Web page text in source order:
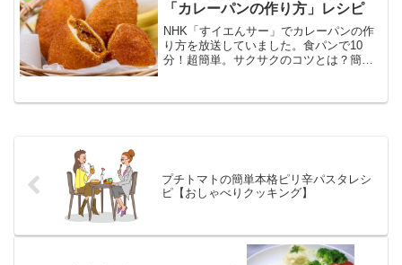
「カレーパンの作り方」レシピ
NHK「すイエんサー」でカレーパンの作
り方を放送していました。食パンで10
分！超簡単。サクサクのコツとは？簡単
プチトマトの簡単本格ピリ辛パスタレシ
ピ【おしゃべりクッキング】